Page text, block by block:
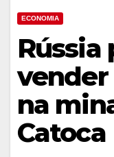
ECONOMIA
Rússia
na
Catoca